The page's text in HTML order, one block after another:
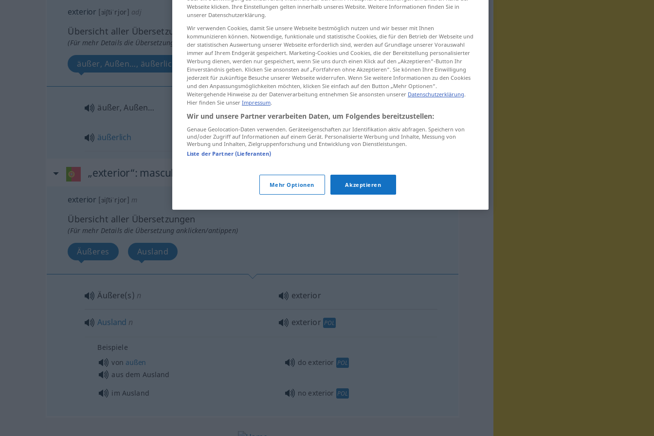
exterior [ɜiʃtɨˈrjor] adj
Übersicht aller Übersetzungen
(Für mehr Details die Übersetzung anklicken/antippen)
äußer, Außen…, äußerlich
äußer, Außen…
äußerlich exterior
„exterior“: masculino
exterior [ɜiʃtɨˈrjor] m
Übersicht aller Übersetzungen
(Für mehr Details die Übersetzung anklicken/antippen)
Äußeres Ausland
Äußere(s) n exterior
Ausland n exterior POL
Beispiele
von außen
aus dem Ausland
do exterior POL
im Ausland no exterior POL
Webseite klicken. Ihre Einstellungen gelten innerhalb unseres Website. Weitere Informationen finden Sie in
unserer Datenschutzerklärung.
Wir verwenden Cookies, damit Sie unsere Webseite bestmöglich nutzen und wir besser mit Ihnen
kommunizieren können. Notwendige, funktionale und statistische Cookies, die für den Betrieb der Webseite und
der statistischen Auswertung unserer Webseite erforderlich sind, werden auf Grundlage unserer Vorauswahl
immer auf Ihrem Endgerät gespeichert. Marketing-Cookies und Cookies, die der Bereitstellung personalisierter
Werbung dienen, werden nur gespeichert, wenn Sie uns durch einen Klick auf den „Akzeptieren“-Button Ihr
Einverständnis geben. Klicken Sie ansonsten auf „Fortfahren ohne Akzeptieren“. Sie können Ihre Einwilligung
jederzeit für zukünftige Besuche unserer Webseite widerrufen. Wenn Sie weitere Informationen zu den Cookies
und den Anpassungsmöglichkeiten möchten, klicken Sie einfach auf den Button „Mehr Optionen“.
Weitergehende Hinweise zu der Datenverarbeitung entnehmen Sie ansonsten unserer Datenschutzerklärung.
Hier finden Sie unser Impressum.
Wir und unsere Partner verarbeiten Daten, um Folgendes bereitzustellen:
Genaue Geolocation-Daten verwenden. Geräteeigenschaften zur Identifikation aktiv abfragen. Speichern von
und/oder Zugriff auf Informationen auf einem Gerät. Personalisierte Werbung und Inhalte, Messung von
Werbung und Inhalten, Zielgruppenforschung und Entwicklung von Dienstleistungen.
Liste der Partner (Lieferanten)
Mehr Optionen Akzeptieren